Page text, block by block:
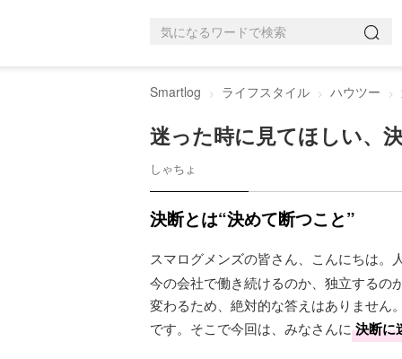
Smartlog ライフスタイル ハウツー
迷った時に見てほしい、
しゃちょ
決断とは“決めて断つこと”
スマログメンズの皆さん、こんにちは。
今の会社で働き続けるのか、独立するの
変わるため、絶対的な答えはありません
です。そこで今回は、みなさんに 決断に